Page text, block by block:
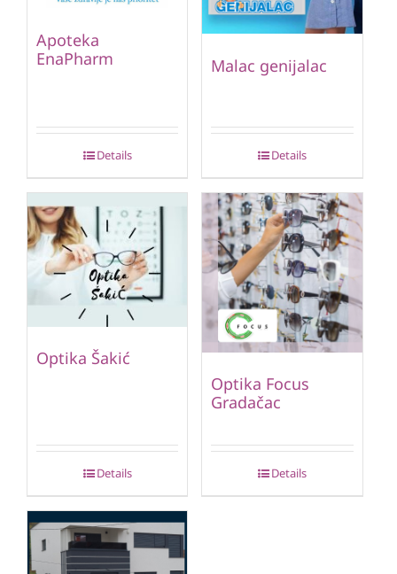
Apoteka
EnaPharm
Details
Malac genijalac
Details
Optika Šakić
Details
Optika Focus
Gradačac
Details